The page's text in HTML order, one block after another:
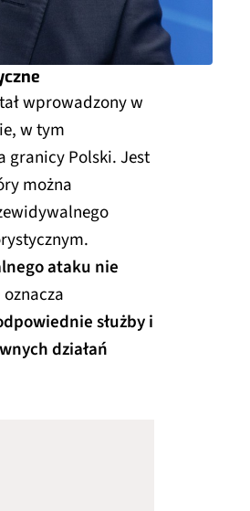
wprowadzony w
w tym
granicy Polski. Jest
można
ataku nie
służby i
działań